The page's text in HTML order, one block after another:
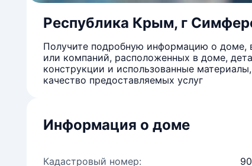
Республика Крым, г
Получите подробную информацию о доме,
или компаний, расположенных в доме,
конструкции и использованные
качество предоставляемых услуг
Информация о доме
Кадастровый номер: